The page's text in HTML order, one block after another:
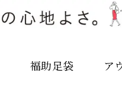
福助足袋 ア